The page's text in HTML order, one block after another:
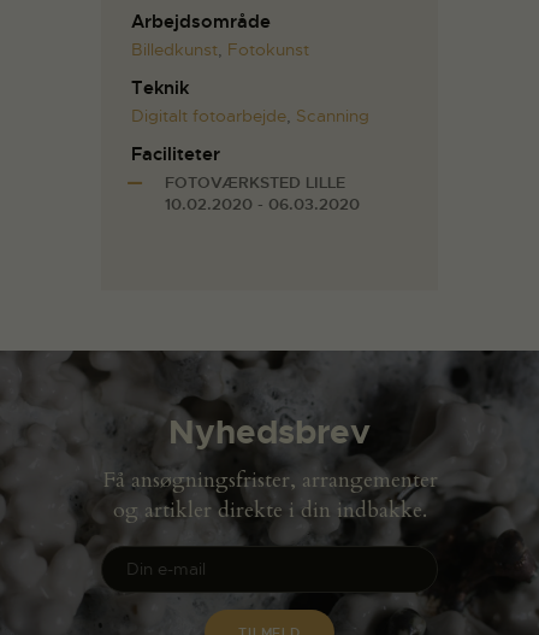
Arbejdsområde
Billedkunst, Fotokunst
Teknik
Digitalt fotoarbejde, Scanning
Faciliteter
FOTOVÆRKSTED LILLE
10.02.2020 - 06.03.2020
Nyhedsbrev
Få ansøgningsfrister, arrangementer
og artikler direkte i din indbakke.